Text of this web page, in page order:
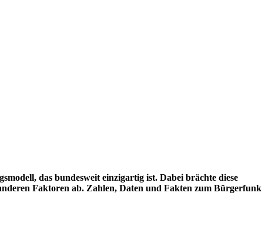
das bundesweit einzigartig ist. Dabei brächte diese
Faktoren ab. Zahlen, Daten und Fakten zum Bürgerfunk